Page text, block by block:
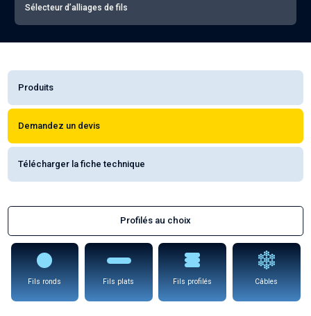
Sélecteur d’alliages de fils
Produits
Demandez un devis
Télécharger la fiche technique
Profilés au choix
Fils ronds Fils plats Fils profilés Câbles